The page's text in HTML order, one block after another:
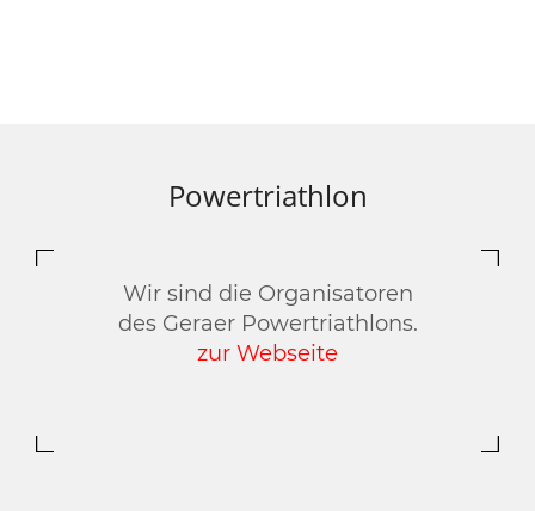
Powertriathlon
Wir sind die Organisatoren
des Geraer Powertriathlons.
zur Webseite